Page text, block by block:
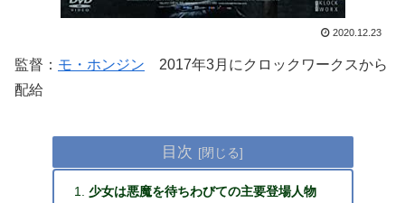
2020.12.23
監督： モ・ホンジン 2017年3月にクロックワークスから
配給
目次
少女は悪魔を待ちわびての主要登場人物